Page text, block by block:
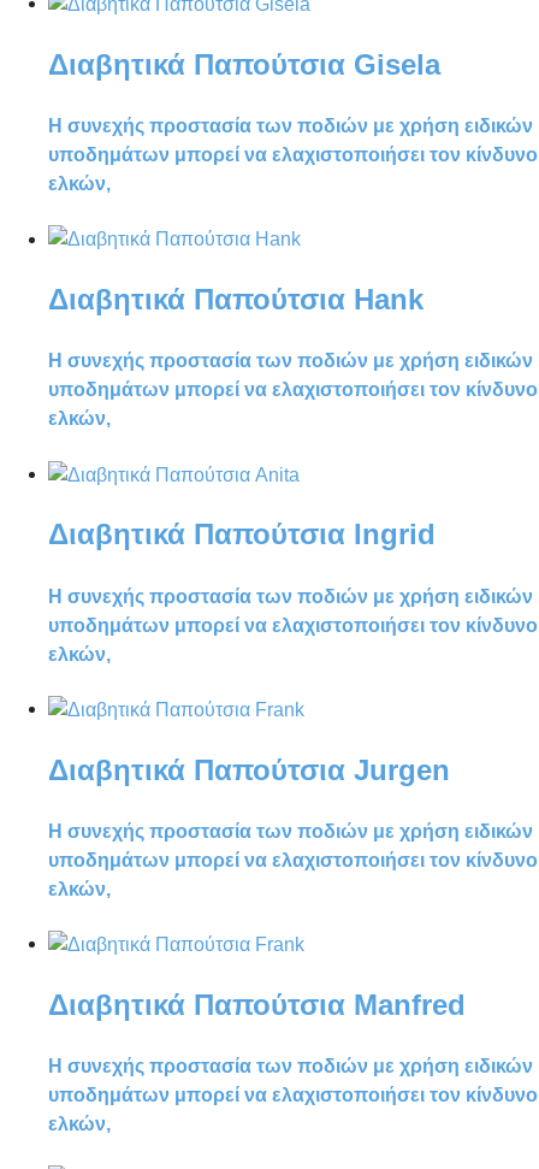
Διαβητικά Παπούτσια Gisela
Η συνεχής προστασία των ποδιών με χρήση ειδικών
υποδημάτων μπορεί να ελαχιστοποιήσει τον κίνδυνο
ελκών,
Διαβητικά Παπούτσια Hank
Η συνεχής προστασία των ποδιών με χρήση ειδικών
υποδημάτων μπορεί να ελαχιστοποιήσει τον κίνδυνο
ελκών,
Διαβητικά Παπούτσια Ingrid
Η συνεχής προστασία των ποδιών με χρήση ειδικών
υποδημάτων μπορεί να ελαχιστοποιήσει τον κίνδυνο
ελκών,
Διαβητικά Παπούτσια Jurgen
Η συνεχής προστασία των ποδιών με χρήση ειδικών
υποδημάτων μπορεί να ελαχιστοποιήσει τον κίνδυνο
ελκών,
Διαβητικά Παπούτσια Manfred
Η συνεχής προστασία των ποδιών με χρήση ειδικών
υποδημάτων μπορεί να ελαχιστοποιήσει τον κίνδυνο
ελκών,